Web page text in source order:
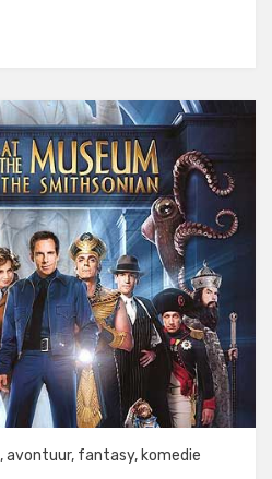
,avontuur, fantasy, komedie